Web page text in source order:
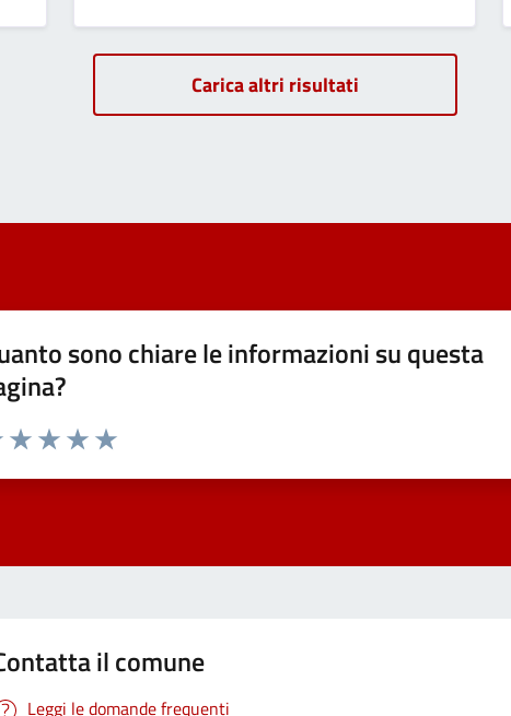
Carica altri risultati
sono chiare le informazioni su questa
il comune
Leggi le domande frequenti